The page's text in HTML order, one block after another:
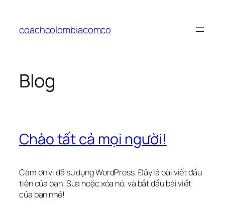
phầncoachcolombiacomco
Blog
Chào tất cả mọi người!
Cảm ơn vì đã sử dụng WordPress. Đây là bài viết đầu
tiên của bạn. Sửa hoặc xóa nó, và bắt đầu bài viết
của bạn nhé!